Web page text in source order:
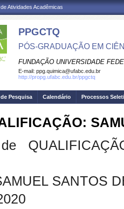
Atividades Acadêmicas
PPGCTQ
PÓS-GRADUAÇÃO EM
FUNDAÇÃO UNIVERSIDADE
E-mail: ppg.quimica@ufabc.edu.br
http://propg.ufabc.edu.br/ppgctq
Pesquisa Calendário Processos
SANTOS